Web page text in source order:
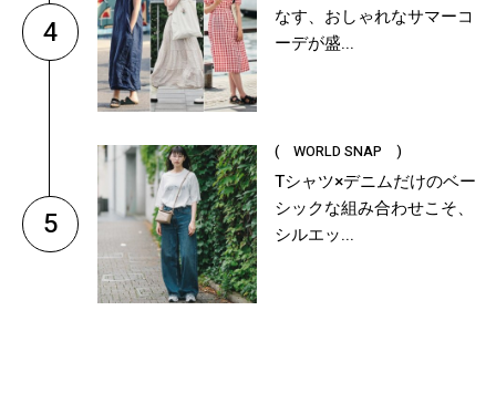
4
なす、おしゃれなサマーコ
ーデが盛...
5
( WORLD SNAP )
Tシャツ×デニムだけのベー
シックな組み合わせこそ、
シルエッ...